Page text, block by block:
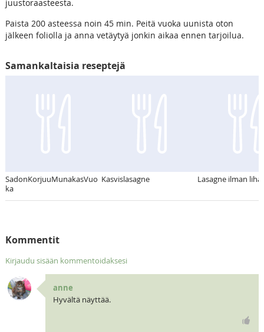
juustoraasteesta.
Paista 200 asteessa noin 45 min. Peitä vuoka uunista oton
jälkeen foliolla ja anna vetäytyä jonkin aikaa ennen tarjoilua.
Samankaltaisia reseptejä
SadonKorjuuMunakasVuo
ka
Kasvislasagne Lasagne ilman
Kommentit
Kirjaudu sisään kommentoidaksesi
anne
Hyvältä näyttää.